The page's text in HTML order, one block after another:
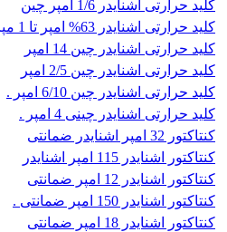
کلید حرارتی اشنایدر 1/6 امپر چین
کلید حرارتی اشنایدر 63% امپر تا 1 مپر
کلید حرارتی اشنایدر چین 14 امپر
کلید حرارتی اشنایدر چین 2/5 امپر
کلید حرارتی اشنایدر چین 6/10 امپر .
کلید حرارتی اشنایدر چینی 4 امپر .
کنتاکتور 32 امپر اشنایدر ضمانتی
کنتاکتور اشنایدر 115 امپر اشنایدر
کنتاکتور اشنایدر 12 امپر ضمانتی
کنتاکتور اشنایدر 150 امپر ضمانتی .
کنتاکتور اشنایدر 18 امپر ضمانتی